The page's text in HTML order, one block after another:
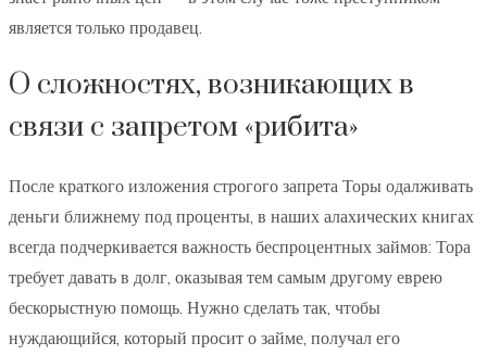
является только продавец.
О сложностях, возникающих в
связи с запретом «рибита»
После краткого изложения строгого запрета Торы одалживать
деньги ближнему под проценты, в наших алахических книгах
всегда подчеркивается важность беспроцентных займов: Тора
требует давать в долг, оказывая тем самым другому еврею
бескорыстную помощь. Нужно сделать так, чтобы
нуждающийся, который просит о займе, получал его